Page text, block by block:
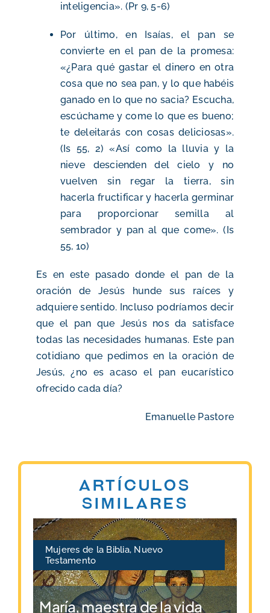
inteligencia». (Pr 9, 5-6)
Por último, en Isaías, el pan se
convierte en el pan de la promesa:
«¿Para qué gastar el dinero en otra
cosa que no sea pan, y lo que habéis
ganado en lo que no sacia? Escucha,
escúchame y come lo que es bueno;
te deleitarás con cosas deliciosas».
(Is 55, 2) «Así como la lluvia y la
nieve descienden del cielo y no
vuelven sin regar la tierra, sin
hacerla fructificar y hacerla germinar
para proporcionar semilla al
sembrador y pan al que come». (Is
55, 10)
Es en este pasado donde el pan de la
oración de Jesús hunde sus raíces y
adquiere sentido. Incluso podríamos decir
que el pan que Jesús nos da satisface
todas las necesidades humanas. Este pan
cotidiano que pedimos en la oración de
Jesús, ¿no es acaso el pan eucarístico
ofrecido cada día?
Emanuelle Pastore
Artículos
similares
Mujeres de la Biblia, Nuevo
Testamento
María, maestra de la vida